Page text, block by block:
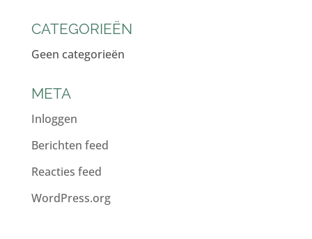
CATEGORIEËN
Geen categorieën
META
Inloggen
Berichten feed
Reacties feed
WordPress.org